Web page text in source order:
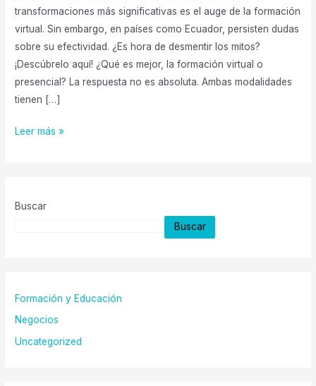
transformaciones más significativas es el auge de la formación
virtual. Sin embargo, en países como Ecuador, persisten dudas
sobre su efectividad. ¿Es hora de desmentir los mitos?
¡Descúbrelo aquí! ¿Qué es mejor, la formación virtual o
presencial? La respuesta no es absoluta. Ambas modalidades
tienen […]
América
Latina
Leer más »
Buscar
Buscar
Formación y Educación
Negocios
Uncategorized